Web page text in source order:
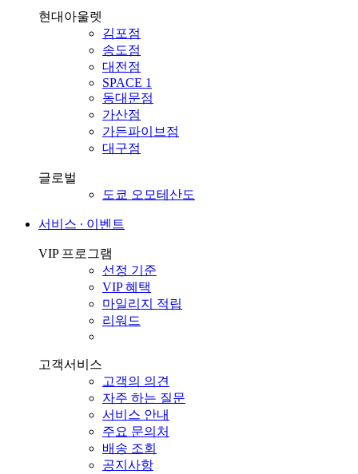
현대아울렛
김포점
송도점
대전점
SPACE 1
동대문점
가산점
가든파이브점
대구점
글로벌
도쿄 오모테산도
서비스 ∙ 이벤트
VIP 프로그램
선정 기준
VIP 혜택
마일리지 적립
리워드
고객서비스
고객의 의견
자주 하는 질문
서비스 안내
주요 문의처
배송 조회
공지사항